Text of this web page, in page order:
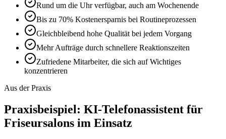
Rund um die Uhr verfügbar, auch am Wochenende
Bis zu 70% Kostenersparnis bei Routineprozessen
Gleichbleibend hohe Qualität bei jedem Vorgang
Mehr Aufträge durch schnellere Reaktionszeiten
Zufriedene Mitarbeiter, die sich auf Wichtiges
konzentrieren
Aus der Praxis
Praxisbeispiel: KI-Telefonassistent für
Friseursalons im Einsatz